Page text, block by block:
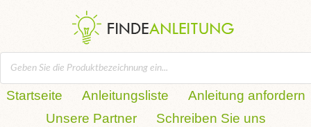
Startseite Anleitungsliste
Anleitung anfordern
Unsere Partner
Schreiben Sie uns